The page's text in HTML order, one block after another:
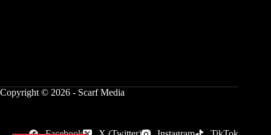
Copyright © 2026 - Scarf Media